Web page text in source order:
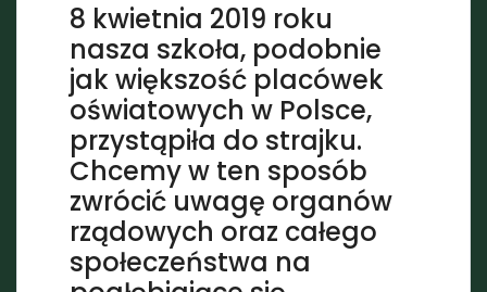
8 kwietnia 2019 roku
nasza szkoła, podobnie
jak większość placówek
oświatowych w Polsce,
przystąpiła do strajku.
Chcemy w ten sposób
zwrócić uwagę organów
rządowych oraz całego
społeczeństwa na